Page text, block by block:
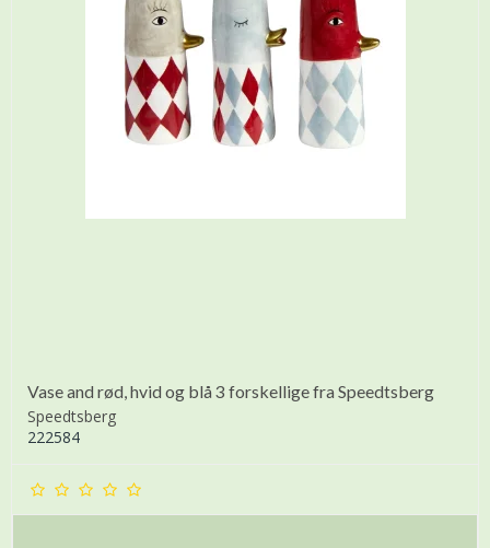
Vase and rød, hvid og blå 3 forskellige fra Speedtsberg
Speedtsberg
222584